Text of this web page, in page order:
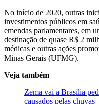
No início de 2020, outras
investimentos públicos em
emendas parlamentares, em
destinação de quase R$ 2
médicas e outras ações
Minas Gerais (UFMG).
Veja também
Zema vai a Brasília
causados pelas chuvas